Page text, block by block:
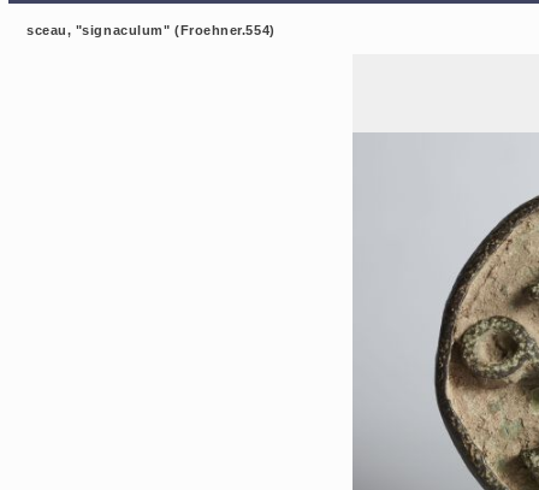
sceau, "signaculum" (Froehner.554)